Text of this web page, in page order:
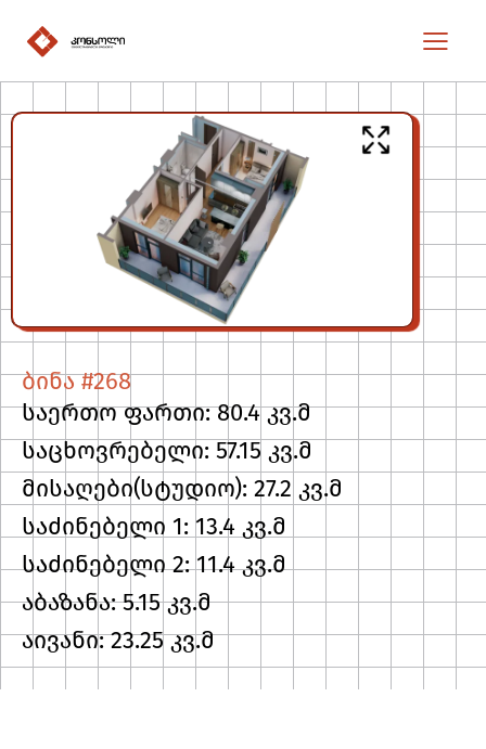
ბინა #268
საერთო ფართი: 80.4 კვ.მ
საცხოვრებელი: 57.15 კვ.მ
მისაღები(სტუდიო): 27.2 კვ.მ
საძინებელი 1: 13.4 კვ.მ
საძინებელი 2: 11.4 კვ.მ
აბაზანა: 5.15 კვ.მ
აივანი: 23.25 კვ.მ